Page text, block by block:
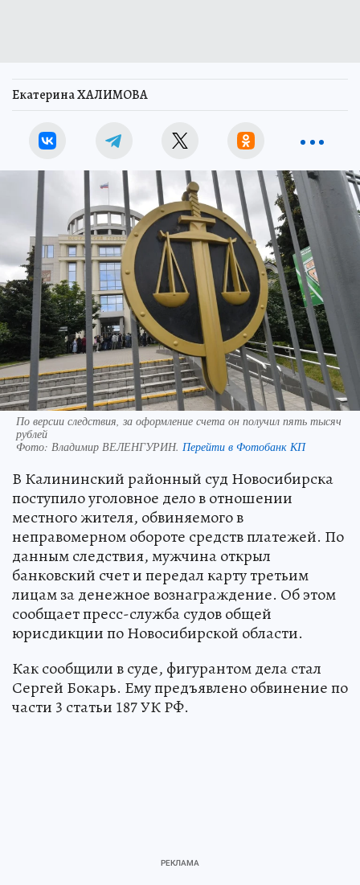
Екатерина ХАЛИМОВА
По версии следствия, за оформление счета он получил пять тысяч
рублей
Фото: Владимир ВЕЛЕНГУРИН. Перейти в Фотобанк КП
В Калининский районный суд Новосибирска
поступило уголовное дело в отношении
местного жителя, обвиняемого в
неправомерном обороте средств платежей. По
данным следствия, мужчина открыл
банковский счет и передал карту третьим
лицам за денежное вознаграждение. Об этом
сообщает пресс-служба судов общей
юрисдикции по Новосибирской области.
Как сообщили в суде, фигурантом дела стал
Сергей Бокарь. Ему предъявлено обвинение по
части 3 статьи 187 УК РФ.